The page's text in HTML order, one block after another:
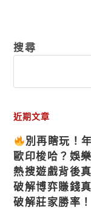
搜尋
近期文章
別再瞎玩！
歐印梭哈？娛
熱搜遊戲背後
破解博弈賺錢
破解莊家勝率